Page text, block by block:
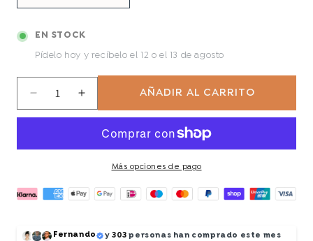
EN STOCK
Pídelo hoy y recíbeloel 12 o el 13 de agosto
Reducir
cantidad
Aumentar
cantidad
para
Howlwood
AÑADIR AL CARRITO
Más opciones de pago
Fernando y303 personas han comprado este mes